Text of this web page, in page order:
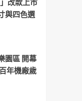
改款上市
與四色選
園區 開幕
年機廠歲